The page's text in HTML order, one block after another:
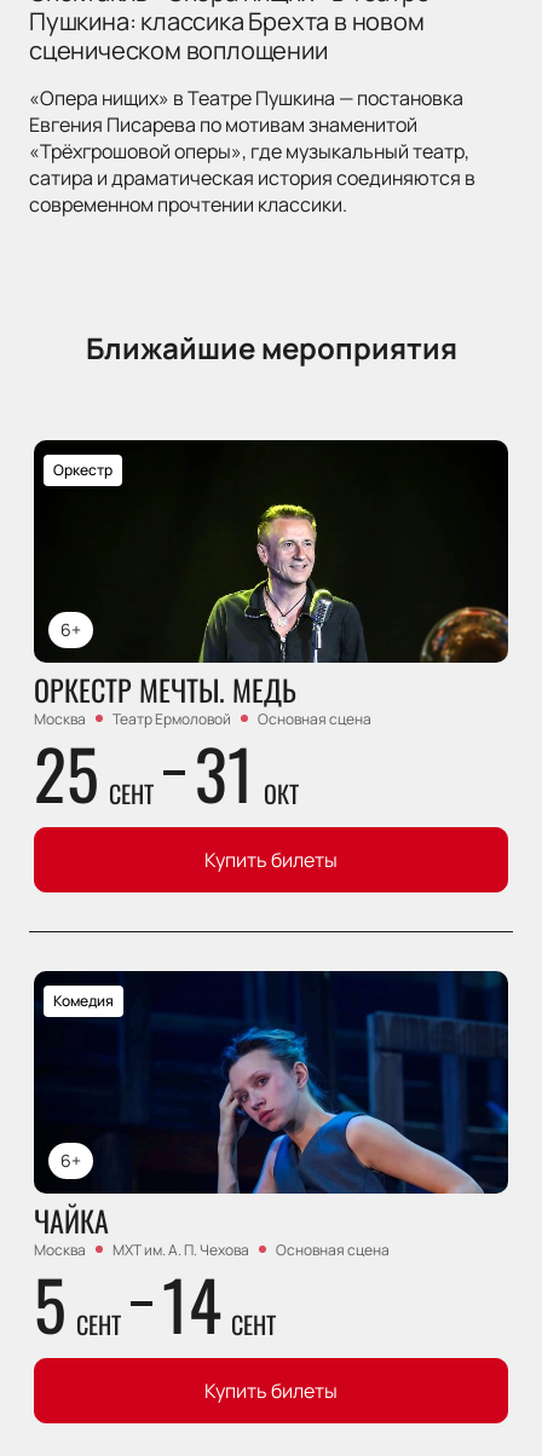
Пушкина: классика Брехта в новом
сценическом воплощении
«Опера нищих» в Театре Пушкина — постановка
Евгения Писарева по мотивам знаменитой
«Трёхгрошовой оперы», где музыкальный театр,
сатира и драматическая история соединяются в
современном прочтении классики.
Ближайшие мероприятия
6+
Оркестр
ОРКЕСТР МЕЧТЫ. МЕДЬ
Москва Театр Ермоловой Основная сцена
25 СЕНТ 31 ОКТ
Купить билеты
6+
Комедия
ЧАЙКА
Москва МХТ им. А. П. Чехова Основная сцена
5 СЕНТ 14 СЕНТ
Купить билеты